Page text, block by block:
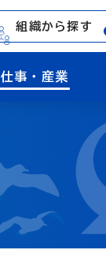
組織から探す
仕事・産業